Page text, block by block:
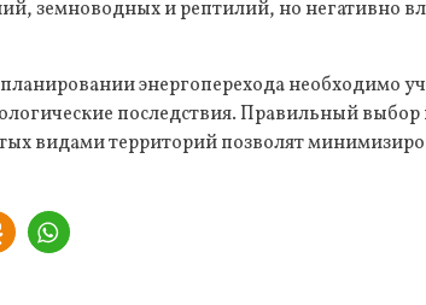
земноводных и рептилий, но негативно
энергоперехода необходимо
последствия. Правильный
видами территорий позволят